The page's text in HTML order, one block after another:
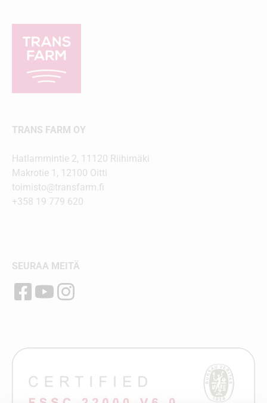
TRANS FARM OY
Hatlammintie 2, 11120 Riihimäki
Makrotie 1, 12100 Oitti
toimisto@transfarm.fi
+358 19 779 620
SEURAA MEITÄ